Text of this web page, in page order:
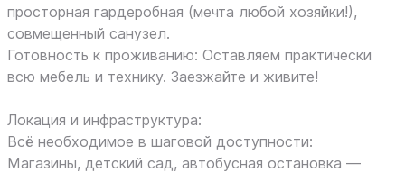
просторная гардеробная (мечта любой хозяйки!),
совмещенный санузел.
Готовность к проживанию: Оставляем практически
всю мебель и технику. Заезжайте и живите!
Локация и инфраструктура:
Всё необходимое в шаговой доступности:
Магазины, детский сад, автобусная остановка —